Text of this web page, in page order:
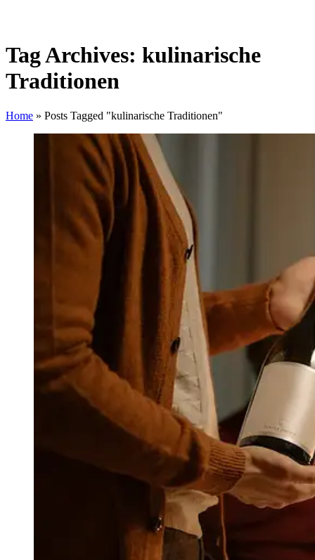
Tag Archives: kulinarische
Traditionen
Home » Posts Tagged "kulinarische Traditionen"